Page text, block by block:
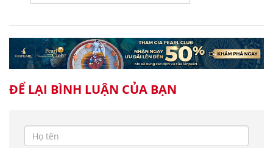
ĐỂ LẠI BÌNH LUẬN CỦA BẠN